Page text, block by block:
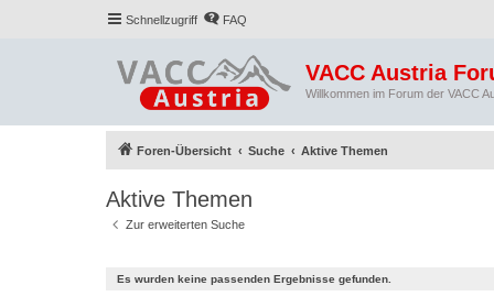
Schnellzugriff FAQ
VACC Austria
Willkommen im Forum der VACC
Foren-Übersicht Suche Aktive Themen
Aktive Themen
Zur erweiterten Suche
Es wurden keine passenden Ergebnisse gefunden.